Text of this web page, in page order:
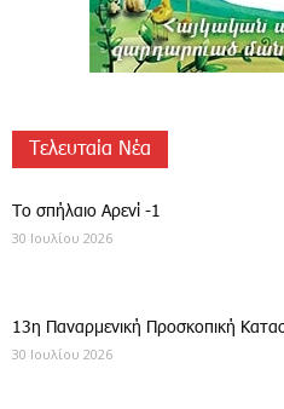
Τελευταία Νέα
Το σπήλαιο Αρενί -1
30 Ιουλίου 2026
13η Παναρμενική Προσκοπική
30 Ιουλίου 2026